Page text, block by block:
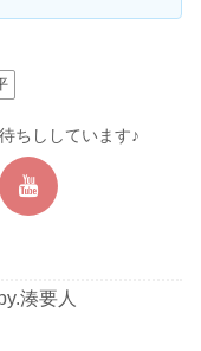
ちししています♪
湊要人